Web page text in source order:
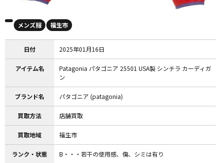
メンズ服 福生市
日付 2025年01月16日
アイテム名
Patagonia パタゴニア 25501 USA製 シンチラ カーディガ
ン
ブランド名 パタゴニア (patagonia)
買取方法 店舗買取
買取地域 福生市
ランク・状態 B・・・若干の使用感、傷、シミは有り